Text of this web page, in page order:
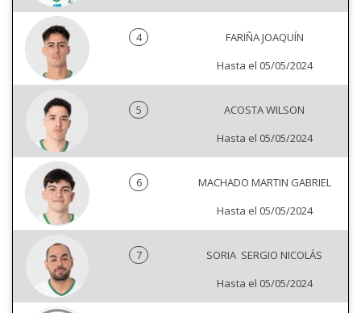
4
FARIÑA JOAQUÍN
Hasta el 05/05/2024
5
ACOSTA WILSON
Hasta el 05/05/2024
6
MACHADO MARTIN GABRIEL
Hasta el 05/05/2024
7
SORIA SERGIO NICOLÁS
Hasta el 05/05/2024